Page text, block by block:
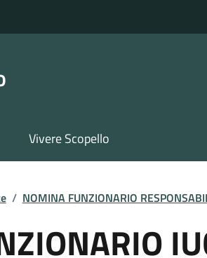
Vivere Scopello
/ NOMINA FUNZIONARIO